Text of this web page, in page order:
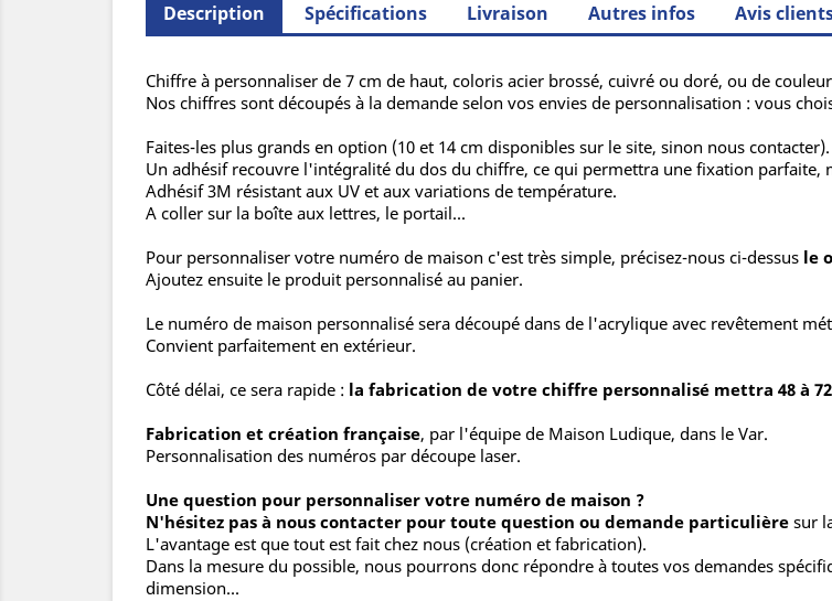
Description Spécifications Livraison Autres infos Avis
Chiffre à personnaliser de 7 cm de haut, coloris acier brossé, cuivré ou doré, ou de
Nos chiffres sont découpés à la demande selon vos envies de personnalisation : vous
Faites-les plus grands en option (10 et 14 cm disponibles sur le site, sinon nous contacter).
Un adhésif recouvre l'intégralité du dos du chiffre, ce qui permettra une fixation parfaite,
Adhésif 3M résistant aux UV et aux variations de température.
A coller sur la boîte aux lettres, le portail...
Pour personnaliser votre numéro de maison c'est très simple, précisez-nous ci-dessus le
Ajoutez ensuite le produit personnalisé au panier.
Le numéro de maison personnalisé sera découpé dans de l'acrylique avec revêtement
Convient parfaitement en extérieur.
Côté délai, ce sera rapide : la fabrication de votre chiffre personnalisé mettra 48 à
Fabrication et création française, par l'équipe de Maison Ludique, dans le Var.
Personnalisation des numéros par découpe laser.
Une question pour personnaliser votre numéro de maison ?
N'hésitez pas à nous contacter pour toute question ou demande particulière sur
L'avantage est que tout est fait chez nous (création et fabrication).
Dans la mesure du possible, nous pourrons donc répondre à toutes vos demandes
dimension...